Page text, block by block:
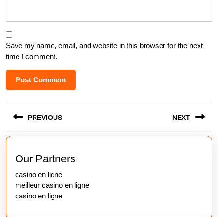
Save my name, email, and website in this browser for the next
time I comment.
navigation
PREVIOUS
Previous
post:
NEXT
Our Partners
casino en ligne
meilleur casino en ligne
casino en ligne